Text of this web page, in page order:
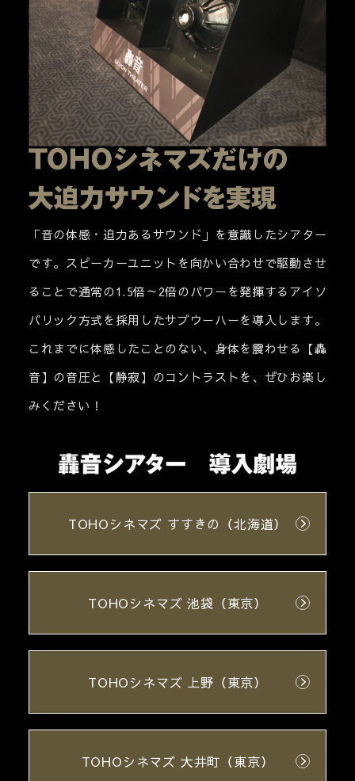
「音の体感・迫力あるサウンド」を意識したシアター
です。スピーカーユニットを向かい合わせで駆動させ
ることで通常の1.5倍～2倍のパワーを発揮するアイソ
バリック方式を採用したサブウーハーを導入します。
これまでに体感したことのない、身体を震わせる【轟
音】の音圧と【静寂】のコントラストを、ぜひお楽し
みください！
TOHOシネマズ すすきの（北海道）
TOHOシネマズ 池袋（東京）
TOHOシネマズ 上野（東京）
TOHOシネマズ 大井町（東京）